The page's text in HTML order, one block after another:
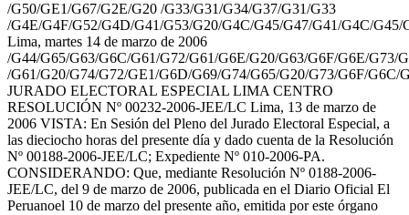
/G50/GE1/G67/G2E/G20 /G33/G31/G34/G37/G31/G33
/G4E/G4F/G52/G4D/G41/G53/G20/G4C/G45/G47/G41/G4C/G45/
Lima, martes 14 de marzo de 2006
/G44/G65/G63/G6C/G61/G72/G61/G6E/G20/G63/G6F/G6E/
/G61/G20/G74/G72/GE1/G6D/G69/G74/G65/G20/G73/G6F/
JURADO ELECTORAL ESPECIAL LIMA CENTRO
RESOLUCIÓN Nº 00232-2006-JEE/LC Lima, 13 de marzo de
2006 VISTA: En Sesión del Pleno del Jurado Electoral Especial, a
las dieciocho horas del presente día y dado cuenta de la Resolución
Nº 00188-2006-JEE/LC; Expediente Nº 010-2006-PA.
CONSIDERANDO: Que, mediante Resolución Nº 0188-2006-
JEE/LC, del 9 de marzo de 2006, publicada en el Diario Oficial El
Peruanoel 10 de marzo del presente año, emitida por este órgano